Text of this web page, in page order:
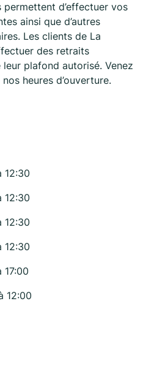
d’effectuer vos
ainsi que d’autres
Les clients de La
des retraits
leur plafond autorisé. Venez
heures d’ouverture.
12:30
12:30
12:30
12:30
17:00
12:00